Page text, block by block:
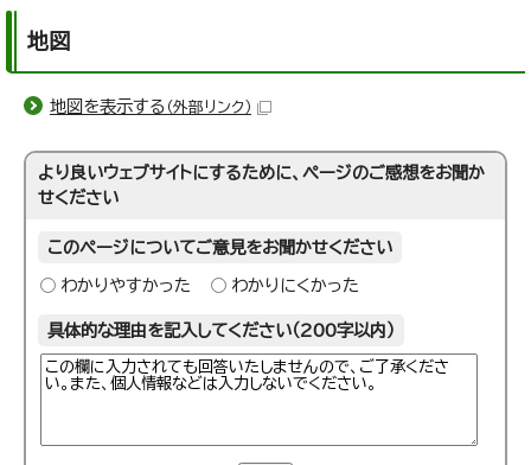
地図
地図を表示する （外部リンク）
より良いウェブサイトにするために、ページのご感想をお聞か
せください
このページについてご意見をお聞かせください
わかりやすかった わかりにくかった
具体的な理由を記入してください（200字以内）